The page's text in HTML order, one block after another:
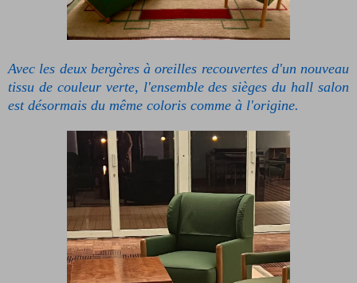
Avec les deux bergères à oreilles recouvertes d'un nouveau
tissu de couleur verte, l'ensemble des sièges du hall salon
est désormais du même coloris comme à l'origine.